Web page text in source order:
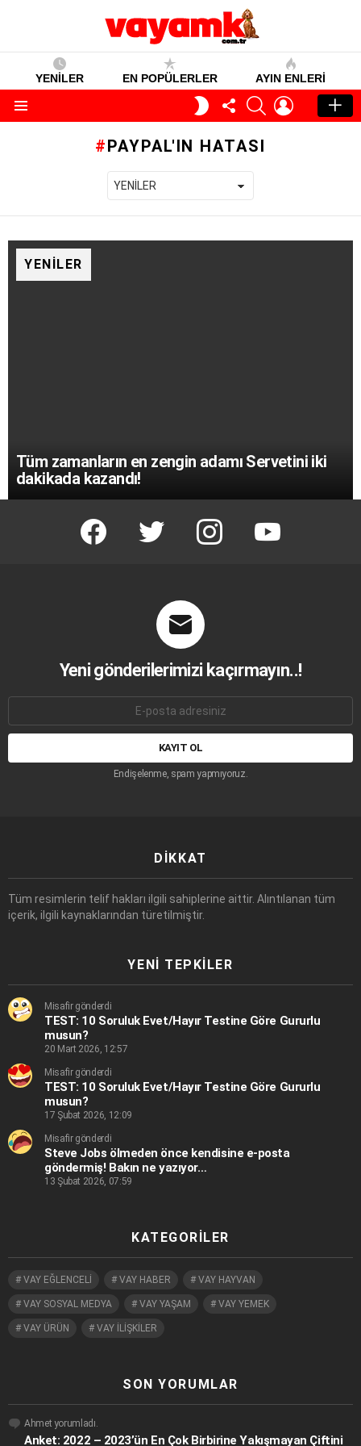
YENİLER EN POPÜLERLER AYIN ENLERI
GECE
MODU
TAKIP
ET
SEARCHGIRIŞ
PAYPAL'IN HATASI
YENILER
Tüm zamanların en zengin adamı Servetini iki
dakikada kazandı!
facebook twitter instagram youtube
Yeni gönderilerimizi kaçırmayın..!
adresi:
Endişelenme, spam yapmıyoruz.
DIKKAT
Tüm resimlerin telif hakları ilgili sahiplerine aittir. Alıntılanan tüm
içerik, ilgili kaynaklarından türetilmiştir.
YENI TEPKILER
Misafir gönderdi
TEST: 10 Soruluk Evet/Hayır Testine Göre Gururlu
musun?
20 Mart 2026, 12:57
Misafir gönderdi
TEST: 10 Soruluk Evet/Hayır Testine Göre Gururlu
musun?
17 Şubat 2026, 12:09
Misafir gönderdi
Steve Jobs ölmeden önce kendisine e-posta
göndermiş! Bakın ne yazıyor…
13 Şubat 2026, 07:59
KATEGORILER
VAY EĞLENCELİ VAY HABER VAY HAYVAN
VAY SOSYAL MEDYA VAY YAŞAM VAY YEMEK
VAY ÜRÜN VAY İLİŞKİLER
SON YORUMLAR
Ahmet yorumladı.
Anket: 2022 – 2023’ün En Çok Birbirine Yakışmayan Çiftini